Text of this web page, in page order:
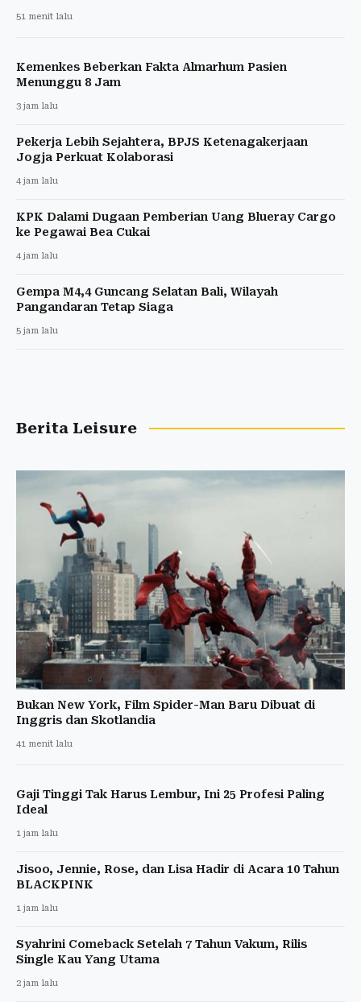
51 menit lalu
Kemenkes Beberkan Fakta Almarhum Pasien
Menunggu 8 Jam
3 jam lalu
Pekerja Lebih Sejahtera, BPJS Ketenagakerjaan
Jogja Perkuat Kolaborasi
4 jam lalu
KPK Dalami Dugaan Pemberian Uang Blueray Cargo
ke Pegawai Bea Cukai
4 jam lalu
Gempa M4,4 Guncang Selatan Bali, Wilayah
Pangandaran Tetap Siaga
5 jam lalu
Berita Leisure
Bukan New York, Film Spider-Man Baru Dibuat di
Inggris dan Skotlandia
41 menit lalu
Gaji Tinggi Tak Harus Lembur, Ini 25 Profesi Paling
Ideal
1 jam lalu
Jisoo, Jennie, Rose, dan Lisa Hadir di Acara 10 Tahun
BLACKPINK
1 jam lalu
Syahrini Comeback Setelah 7 Tahun Vakum, Rilis
Single Kau Yang Utama
2 jam lalu